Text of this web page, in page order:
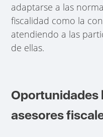
adaptarse a las
fiscalidad como la
atendiendo a las
de ellas.
Oportunidades
asesores